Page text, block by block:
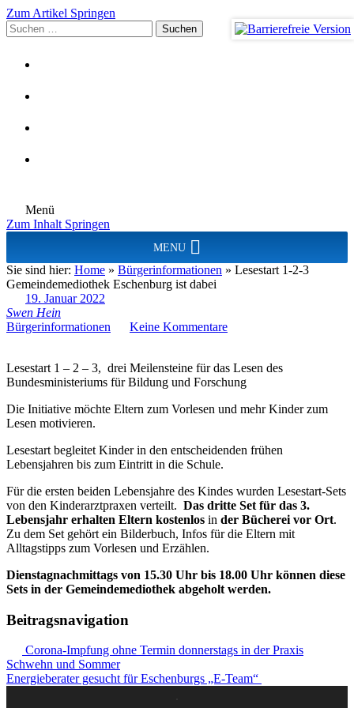
Zum Artikel Springen
Suchen
nach:
Menü
Zum Inhalt Springen
MENU
Sie sind hier: Home » Bürgerinformationen » Lesestart 1-2-3
Gemeindemediothek Eschenburg ist dabei
19. Januar 2022
Swen Hein
Bürgerinformationen
Keine Kommentare
Lesestart 1 – 2 – 3, drei Meilensteine für das Lesen des
Bundesministeriums für Bildung und Forschung
Die Initiative möchte Eltern zum Vorlesen und mehr Kinder zum
Lesen motivieren.
Lesestart begleitet Kinder in den entscheidenden frühen
Lebensjahren bis zum Eintritt in die Schule.
Für die ersten beiden Lebensjahre des Kindes wurden Lesestart-Sets
von den Kinderarztpraxen verteilt. Das dritte Set für das 3.
Lebensjahr erhalten Eltern kostenlos in der Bücherei vor Ort.
Zu dem Set gehört ein Bilderbuch, Infos für die Eltern mit
Alltagstipps zum Vorlesen und Erzählen.
Dienstagnachmittags von 15.30 Uhr bis 18.00 Uhr können diese
Sets in der Gemeindemediothek abgeholt werden.
Beitragsnavigation
Corona-Impfung ohne Termin donnerstags in der Praxis
Schwehn und Sommer
Energieberater gesucht für Eschenburgs „E-Team“